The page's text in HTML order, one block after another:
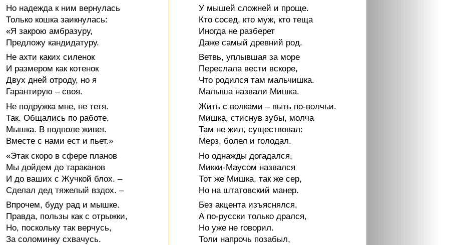
Но надежда к ним вернулась
Только кошка заикнулась:
«Я закрою амбразуру,
Предложу кандидатуру.
Не ахти каких силенок
И размером как котенок
Двух дней отроду, но я
Гарантирую – своя.
Не подружка мне, не тетя.
Так. Общались по работе.
Мышка. В подполе живет.
Вместе с нами ест и пьет.»
«Этак скоро в сфере планов
Мы дойдем до тараканов
И до ваших с Жучкой блох. –
Сделал дед тяжелый вздох. –
Впрочем, буду рад и мышке.
Правда, пользы как с отрыжки,
Но, поскольку так верчусь,
За соломинку схвачусь.
У мышей сложней и проще.
Кто сосед, кто муж, кто теща
Иногда не разберет
Даже самый древний род.
Ветвь, уплывшая за море
Переслала вести вскоре,
Что родился там мальчишка.
Малыша назвали Мишка.
Жить с волками – выть по-волчьи.
Мишка, стиснув зубы, молча
Там не жил, существовал:
Мерз, болел и голодал.
Но однажды догадался,
Микки-Маусом назвался
Тот же Мишка, так же сер,
Но на штатовский манер.
Без акцента изъяснялся,
А по-русски только дрался,
Но уже не говорил.
Толи напрочь позабыл,